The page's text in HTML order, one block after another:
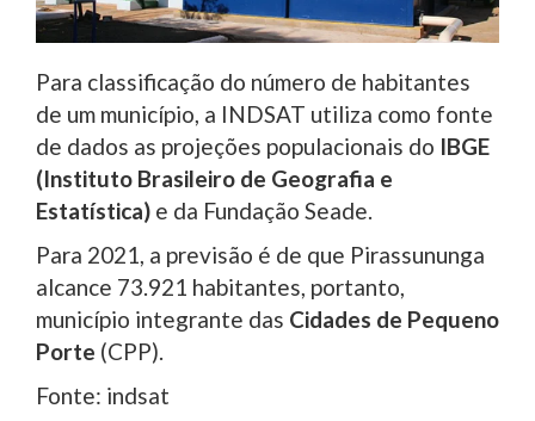
Para classificação do número de habitantes
de um município, a INDSAT utiliza como fonte
de dados as projeções populacionais do IBGE
(Instituto Brasileiro de Geografia e
Estatística) e da Fundação Seade.
Para 2021, a previsão é de que Pirassununga
alcance 73.921 habitantes, portanto,
município integrante das Cidades de Pequeno
Porte (CPP).
Fonte: indsat